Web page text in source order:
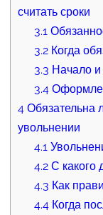
считать сроки
3.1
3.2 Когда
3.3 Начало и
3.4
4Обязательна
увольнении
4.1
4.2 С какого
4.3 Как
4.4 Когда